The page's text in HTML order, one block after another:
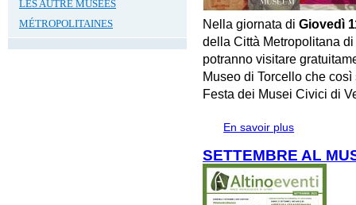
LES AUTRE MUSÉES
MÉTROPOLITAINES
Nella giornata diGiovedì
della Città Metropolitana
potranno visitare
Museo di Torcello che
Festa dei Musei Civici di
En savoir plus
SETTEMBRE AL